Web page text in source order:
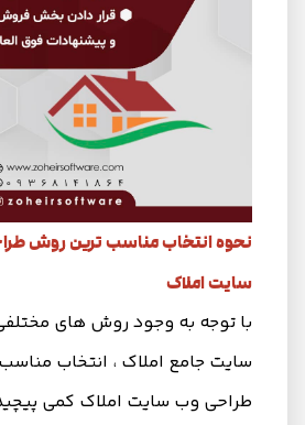
نحوه انتخاب مناسب ترین روش
سایت املاک
با توجه به وجود روش های
سایت جامع املاک ، انتخاب
طراحی وب سایت املاک کمی